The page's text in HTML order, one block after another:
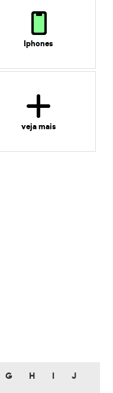
Iphones
veja mais
G H J